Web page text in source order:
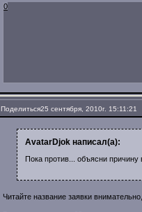
0
Поделиться25 сентября, 2010г. 15:11:21
AvatarDjok написал(а):
Пока против... объясни причину
Читайте название заявки